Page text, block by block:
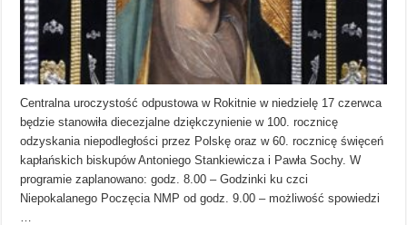
Centralna uroczystość odpustowa w Rokitnie w niedzielę 17 czerwca
będzie stanowiła diecezjalne dziękczynienie w 100. rocznicę
odzyskania niepodległości przez Polskę oraz w 60. rocznicę święceń
kapłańskich biskupów Antoniego Stankiewicza i Pawła Sochy. W
programie zaplanowano: godz. 8.00 – Godzinki ku czci
Niepokalanego Poczęcia NMP od godz. 9.00 – możliwość spowiedzi